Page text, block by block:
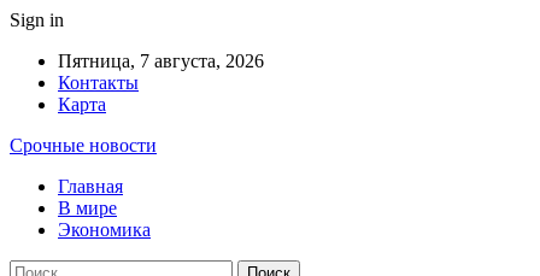
Sign in
Пятница, 7 августа, 2026
Контакты
Карта
Срочные новости
Главная
В мире
Экономика